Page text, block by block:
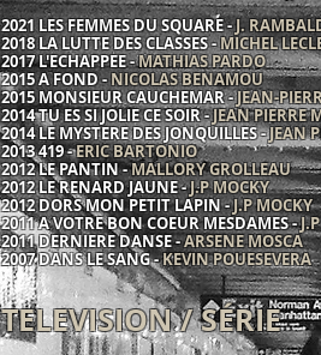
2021 LES FEMMES DU SQUARE -J.
2018 LA LUTTE DES CLASSES -MICHEL
2017 L'ECHAPPEE -MATHIAS PARDO
2015 A FOND -NICOLAS BENAMOU
2015 MONSIEUR CAUCHEMAR -JEAN-
2014 TU ES SI JOLIE CE SOIR -JEAN PIERRE
2014 LE MYSTERE DES JONQUILLES -JEAN
2013 419 -ERIC BARTONIO
2012 LE PANTIN -MALLORY GROLLEAU
2012 LE RENARD JAUNE -J.P MOCKY
2012 DORS MON PETIT LAPIN -J.P MOCKY
2011 A VOTRE BON COEUR MESDAMES -
2011 DERNIERE DANSE -ARSENE MOSCA
2007 DANS LE SANG -KEVIN POUESEVERA
TELEVISION / SÉRIE